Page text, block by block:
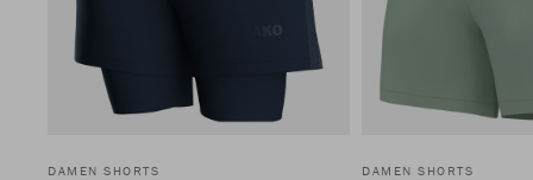
DAMEN SHORTS DAMEN SHORTS